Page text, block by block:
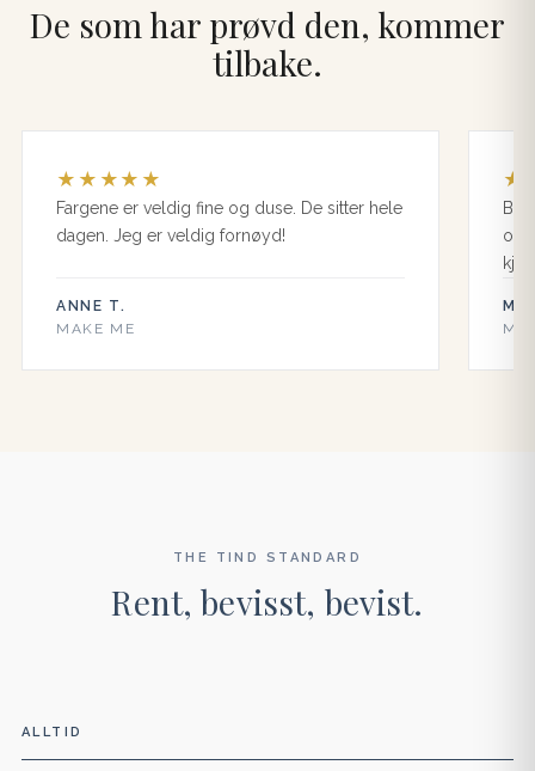
De som har prøvd den, kommer
tilbake.
★ ★ ★ ★ ★
Fargene er veldig fine og duse. De sitter hele
dagen. Jeg er veldig fornøyd!
ANNE T.
MAKE ME
★
og
THE TIND STANDARD
Rent, bevisst, bevist.
ALLTID